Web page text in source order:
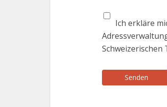
Ich erkläre
Senden